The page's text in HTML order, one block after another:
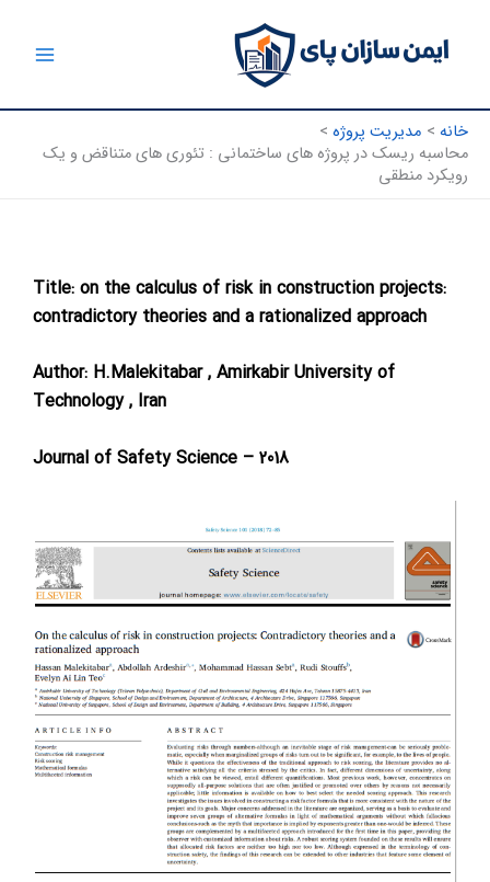
خانه
مدیریت پروژه
محاسبه ریسک در پروژه های ساختمانی : تئوری های متناقض و یک
رویکرد منطقی
Title: on the calculus of risk in construction projects:
contradictory theories and a rationalized approach
Author: H.Malekitabar , Amirkabir University of
Technology , Iran
Journal of Safety Science – 2018